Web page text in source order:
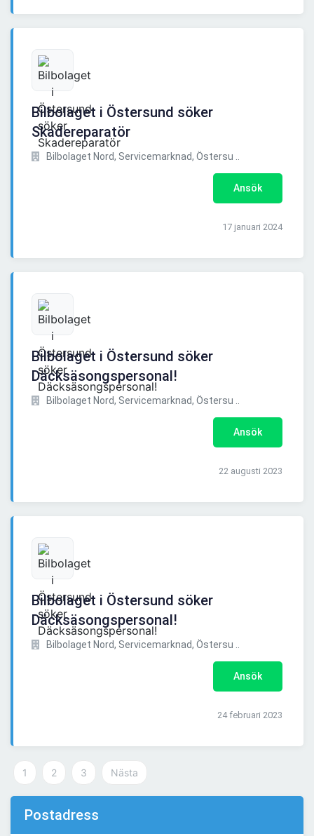
Bilbolaget i Östersund söker
Skadereparatör
Bilbolaget Nord, Servicemarknad, Östersu ..
Ansök
17 januari 2024
Bilbolaget i Östersund söker
Däcksäsongspersonal!
Bilbolaget Nord, Servicemarknad, Östersu ..
Ansök
22 augusti 2023
Bilbolaget i Östersund söker
Däcksäsongspersonal!
Bilbolaget Nord, Servicemarknad, Östersu ..
Ansök
24 februari 2023
1 2 3 Nästa
Postadress